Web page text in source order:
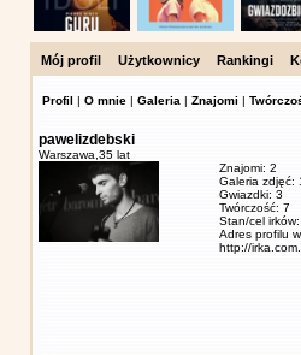
Mój profil Użytkownicy Rankingi
Profil | O mnie | Galeria | Znajomi |
pawelizdebski
Warszawa, 35 lat
Znajomi: 2
Galeria zdjęć:
Gwiazdki: 3
Twórczość: 7
Stan/cel
Adres profilu
http://